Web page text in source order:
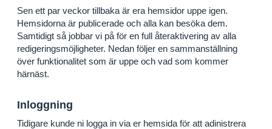
LAG
MATCHER
KALENDER
SPELARE - INFORMATION
Sen ett par veckor tillbaka är era hemsidor uppe igen.
Hemsidorna är publicerade och alla kan besöka dem.
Samtidigt så jobbar vi på för en full återaktivering av alla
redigeringsmöjligheter. Nedan följer en sammanställning
över funktionalitet som är uppe och vad som kommer
härnäst.
Inloggning
Tidigare kunde ni logga in via er hemsida för att adinistrera